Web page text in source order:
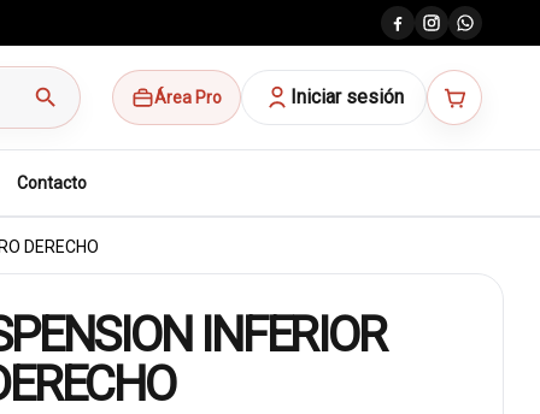
search Área Pro Iniciar sesión
Contacto
DERECHO
INFERIOR